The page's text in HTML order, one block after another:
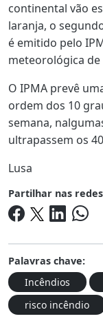
continental vão
laranja, o
é emitido pelo
meteorológica
O IPMA prevê
ordem dos 10
semana,
ultrapassem os
Lusa
Partilhar nas
Palavras chave:
Incêndios
risco incêndio